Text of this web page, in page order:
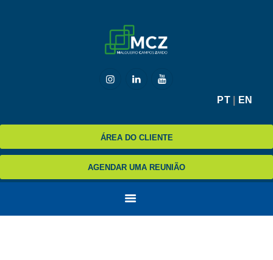
PT| EN
ÁREA DO CLIENTE
AGENDAR UMA REUNIÃO
NA MÍDIA
BLOG
CONTATO